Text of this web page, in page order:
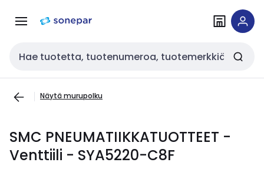
navigointiinsisältöön
Haku
Näytä murupolku
SMC PNEUMATIIKKATUOTTEET -
Venttiili - SYA5220-C8F